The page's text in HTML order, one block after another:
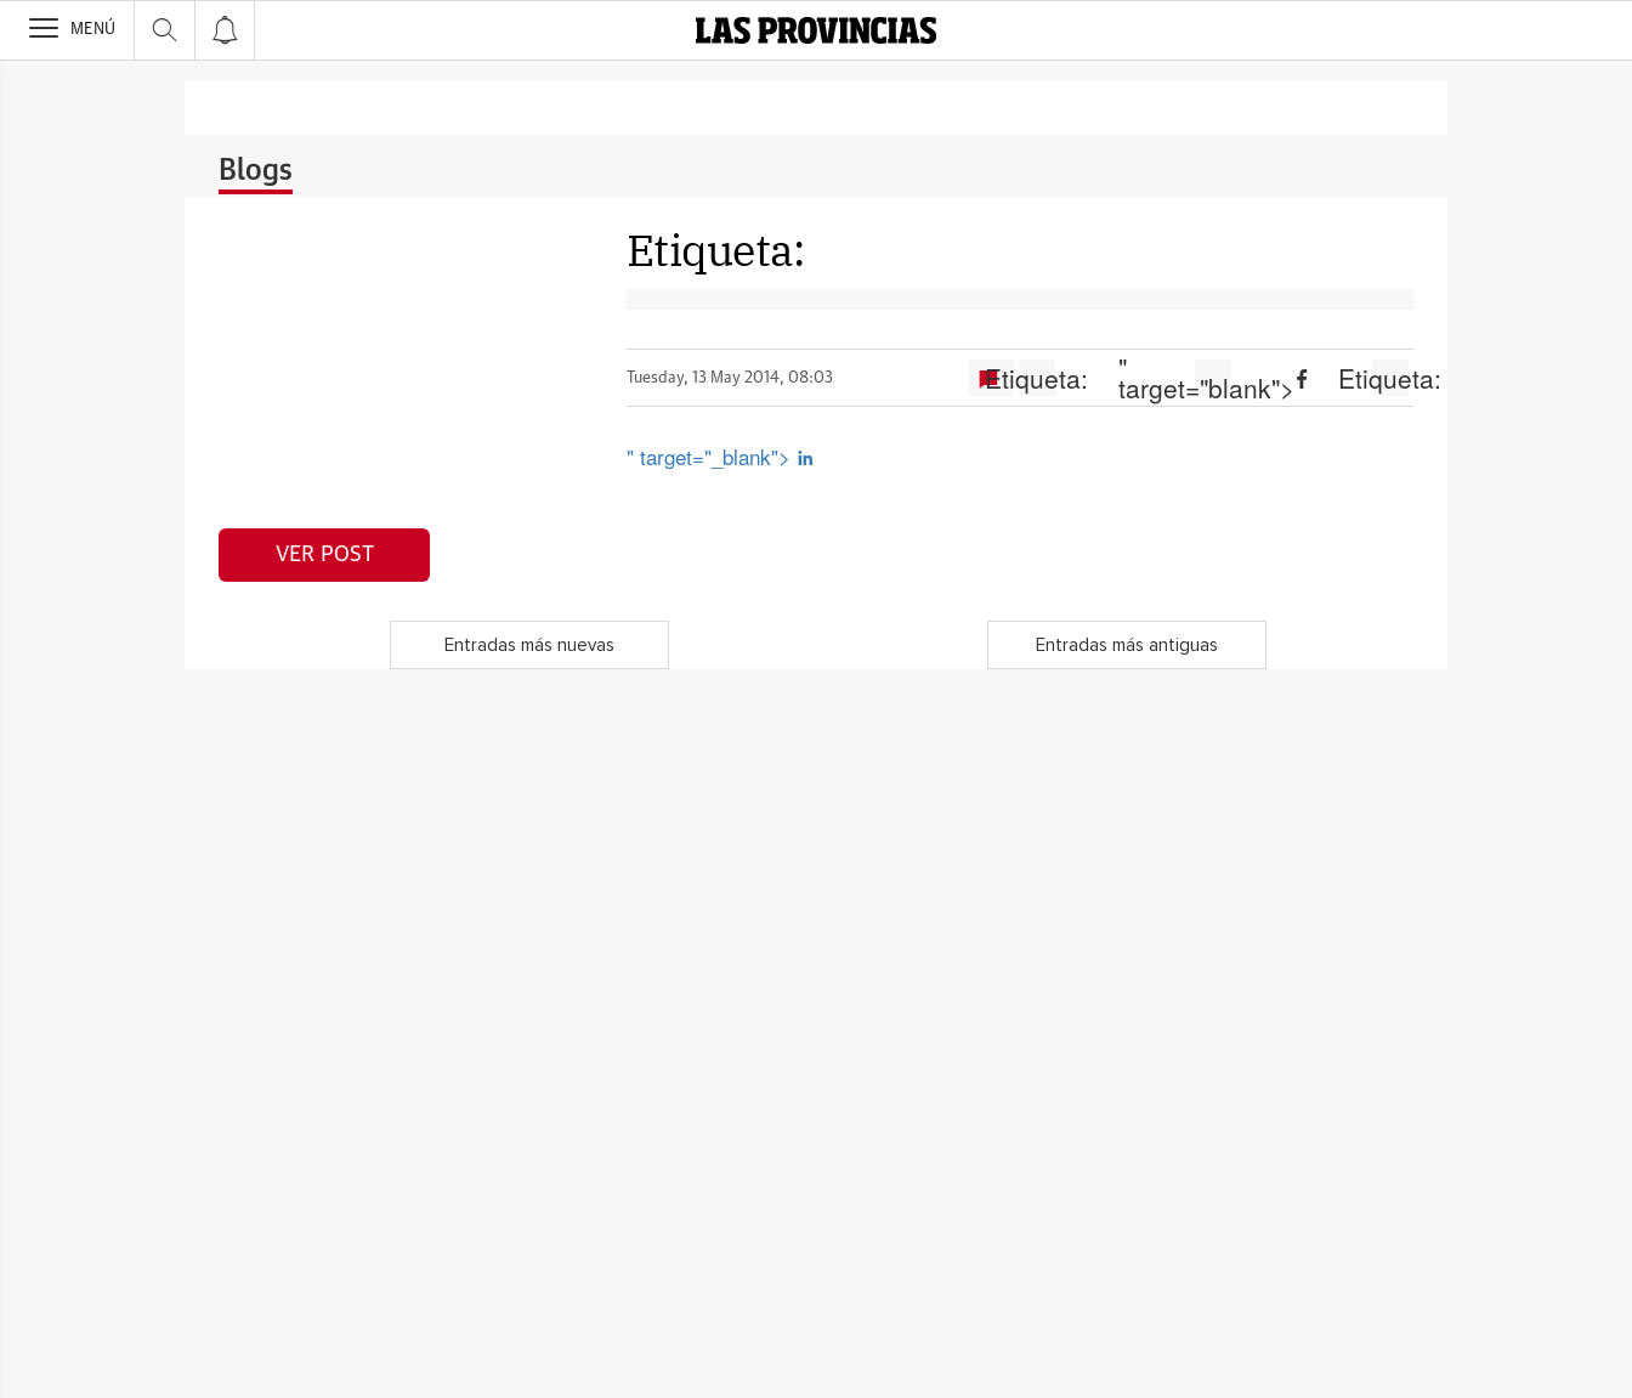
>
MENÚ
Blogs
Etiqueta:
Tuesday, 13 May 2014, 08:03 Etiqueta: "
target="blank"> Etiqueta:
" target="_blank">
VER POST
Entradas más nuevas Entradas más antiguas